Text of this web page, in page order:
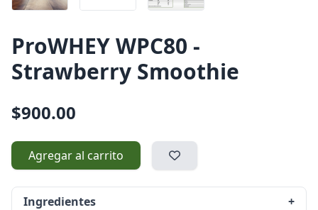
ProWHEY WPC80 -
Strawberry Smoothie
$900.00
Agregar al carrito
Ingredientes +